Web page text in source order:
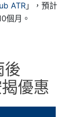
ATR」，預計
個月。
後
優惠